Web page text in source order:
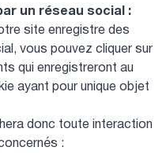
un réseau social :
site enregistre des
vous pouvez cliquer sur
qui enregistreront au
ayant pour unique objet
donc toute interaction
: